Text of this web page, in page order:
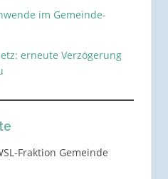
im Gemeinde-
erneute Verzögerung
Fraktion Gemeinde